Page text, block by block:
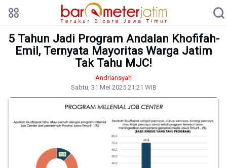
5 Tahun Jadi Program Andalan Khofifah-
Emil, Ternyata Mayoritas Warga Jatim
Tak Tahu MJC!
Andriansyah
Sabtu, 31 Mei 2025 21:21 WIB